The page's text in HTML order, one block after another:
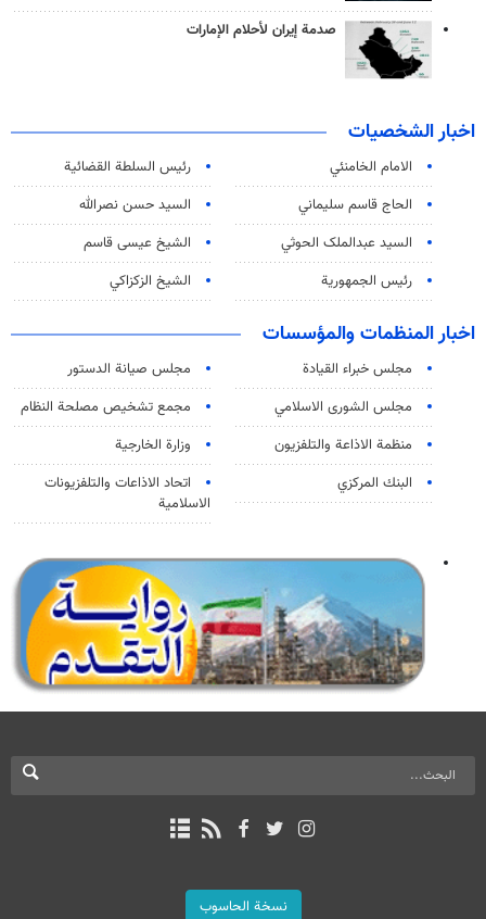
صدمة إيران لأحلام الإمارات
اخبار الشخصيات
الامام الخامنئي
رئیس السلطة القضائیة
الحاج قاسم سليماني
السيد حسن نصرالله
السید عبدالملک الحوثي
الشيخ عيسى قاسم
رئيس الجمهورية
الشيخ الزكزاكي
اخبار المنظمات والمؤسسات
مجلس خبراء القيادة
مجلس صيانة الدستور
مجلس الشورى الاسلامي
مجمع تشخيص مصلحة النظام
منظمة الاذاعة والتلفزیون
وزارة الخارجية
البنك المركزي
اتحاد الاذاعات والتلفزيونات
الاسلامية
نسخة الحاسوب